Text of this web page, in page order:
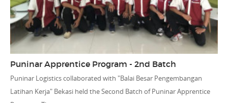
Puninar Apprentice Program - 2nd Batch
Puninar Logistics collaborated with "Balai Besar Pengembangan
Latihan Kerja" Bekasi held the Second Batch of Puninar Apprentice